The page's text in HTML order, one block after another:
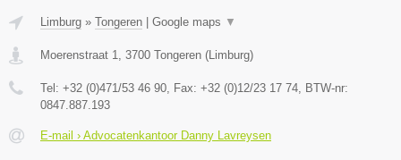
Limburg » Tongeren Google maps ▼
Moerenstraat 1 3700 Tongeren ( Limburg)
Tel: +32 (0)471/53 46 90 , Fax: +32 (0)12/23 17 74 , BTW-nr:
0847.887.193
E-mail › Advocatenkantoor Danny Lavreysen